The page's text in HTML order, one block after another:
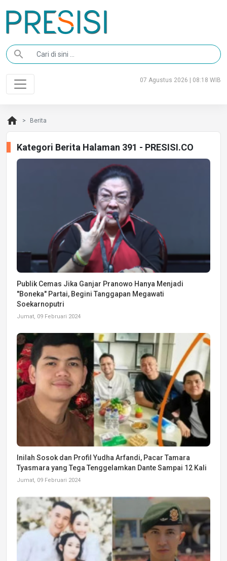
search
07 Agustus 2026 | 08:18 WIB
home Berita
Kategori Berita Halaman 391 - PRESISI.CO
Publik Cemas Jika Ganjar Pranowo Hanya Menjadi
"Boneka" Partai, Begini Tanggapan Megawati
Soekarnoputri
Jumat, 09 Februari 2024
Inilah Sosok dan Profil Yudha Arfandi, Pacar Tamara
Tyasmara yang Tega Tenggelamkan Dante Sampai 12 Kali
Jumat, 09 Februari 2024